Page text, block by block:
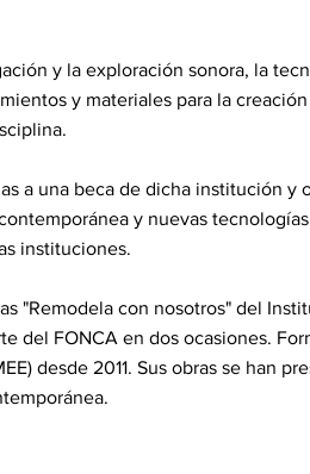
y la exploración sonora, la
y materiales para la
a una beca de dicha institución y
y nuevas
instituciones.
"Remodela con nosotros" del
del FONCA en dos ocasiones.
desde 2011. Sus obras se han